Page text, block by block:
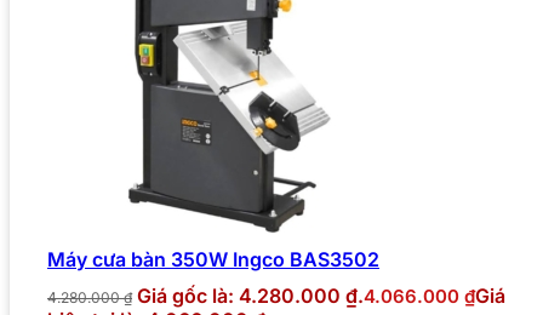
Máy cưa bàn 350W Ingco BAS3502
4.280.000₫ Giá gốc là: 4.280.000 ₫.4.066.000 ₫Giá